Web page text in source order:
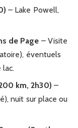
– Lake Powell,
de Page – Visite
éventuels
lac.
km, 2h30) –
nuit sur place ou